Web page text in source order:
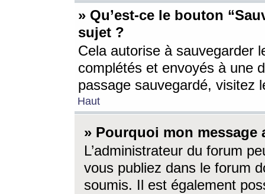
» Qu’est-ce le bouton
sujet ?
Cela autorise à sauvegarder
complétés et envoyés à une
passage sauvegardé, visitez
Haut
» Pourquoi mon message
L’administrateur du forum
vous publiez dans le forum
soumis. Il est également